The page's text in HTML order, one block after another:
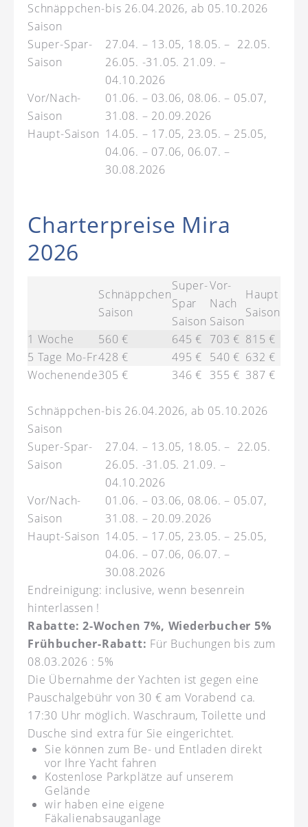
Schnäppchen-
Saison
bis 26.04.2026, ab 05.10.2026
Super-Spar-
Saison
27.04. – 13.05, 18.05. – 22.05.
26.05. -31.05. 21.09. –
04.10.2026
Vor/Nach-
Saison
01.06. – 03.06, 08.06. – 05.07,
31.08. – 20.09.2026
Haupt-Saison 14.05. – 17.05, 23.05. – 25.05,
04.06. – 07.06, 06.07. –
30.08.2026
Charterpreise Mira
2026
Schnäppchen
Saison
Super-
Spar
Saison
Vor-
Nach
Saison
Haupt
Saison
1 Woche
560 € 645 € 703 € 815 €
5 Tage Mo-Fr428 € 495 € 540 € 632 €
Wochenende305 € 346 € 355 € 387 €
Schnäppchen-
Saison
bis 26.04.2026, ab 05.10.2026
Super-Spar-
Saison
27.04. – 13.05, 18.05. – 22.05.
26.05. -31.05. 21.09. –
04.10.2026
Vor/Nach-
Saison
01.06. – 03.06, 08.06. – 05.07,
31.08. – 20.09.2026
Haupt-Saison 14.05. – 17.05, 23.05. – 25.05,
04.06. – 07.06, 06.07. –
30.08.2026
Endreinigung: inclusive, wenn besenrein
hinterlassen !
Rabatte: 2-Wochen 7%, Wiederbucher 5%
Frühbucher-Rabatt: Für Buchungen bis zum
08.03.2026 : 5%
Die Übernahme der Yachten ist gegen eine
Pauschalgebühr von 30 € am Vorabend ca.
17:30 Uhr möglich. Waschraum, Toilette und
Dusche sind extra für Sie eingerichtet.
Sie können zum Be- und Entladen direkt
vor Ihre Yacht fahren
Kostenlose Parkplätze auf unserem
Gelände
wir haben eine eigene
Fäkalienabsauganlage